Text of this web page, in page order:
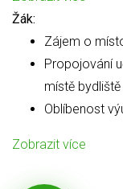
Žák:
Zájem o
Propojování
místě
Oblíbenost
Zobrazit více